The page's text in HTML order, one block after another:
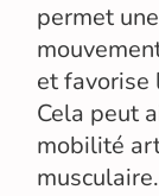
permet
et
Cela peut
mobilité
musculaire.